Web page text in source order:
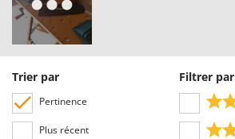
Trier par
Pertinence
Plus récent
Filtrer par